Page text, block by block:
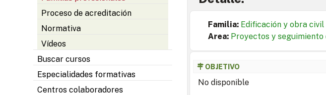
Proceso de acreditación
Normativa
Vídeos
Buscar cursos
Especialidades formativas
Centros colaboradores
Familia: Edificación y obra civil
Area: Proyectos y seguimiento
OBJETIVO
No disponible